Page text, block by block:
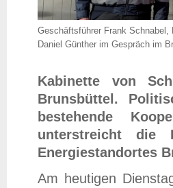
Geschäftsführer Frank
Daniel Günther im Gespräch im
Kabinette von
Brunsbüttel.
bestehende
unterstreicht die
Energiestandortes
Am heutigen